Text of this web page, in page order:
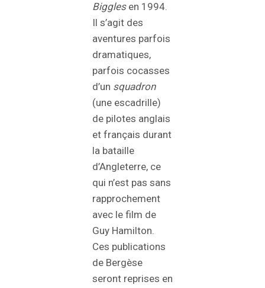
Biggles en 1994.
Il s’agit des
aventures parfois
dramatiques,
parfois cocasses
d’un squadron
(une escadrille)
de pilotes anglais
et français durant
la bataille
d’Angleterre, ce
qui n’est pas sans
rapprochement
avec le film de
Guy Hamilton.
Ces publications
de Bergèse
seront reprises en